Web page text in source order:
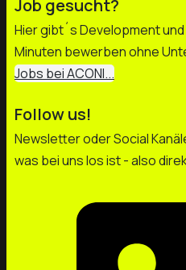
Job gesucht?
Hier gibt´s Development
Minuten bewerben ohne
Jobs bei ACONI...
Follow us!
Newsletter oder Social
was bei uns los ist - also